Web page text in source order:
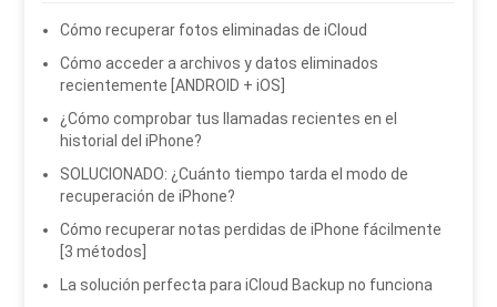
Cómo recuperar fotos eliminadas de iCloud
Cómo acceder a archivos y datos eliminados
recientemente [ANDROID + iOS]
¿Cómo comprobar tus llamadas recientes en el
historial del iPhone?
SOLUCIONADO: ¿Cuánto tiempo tarda el modo de
recuperación de iPhone?
Cómo recuperar notas perdidas de iPhone fácilmente
[3 métodos]
La solución perfecta para iCloud Backup no funciona